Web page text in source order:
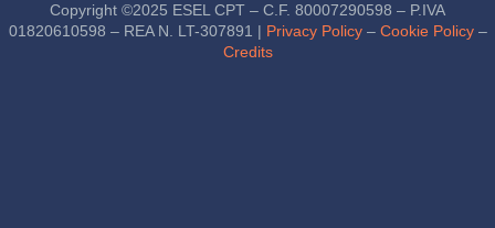
Copyright ©2025 ESEL CPT – C.F. 80007290598 – P.IVA
01820610598 – REA N. LT-307891 | Privacy Policy– Cookie Policy–
Credits